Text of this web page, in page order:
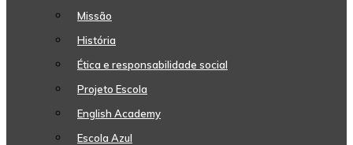
Missão
História
Ética e responsabilidade social
Projeto Escola
English Academy
Escola Azul